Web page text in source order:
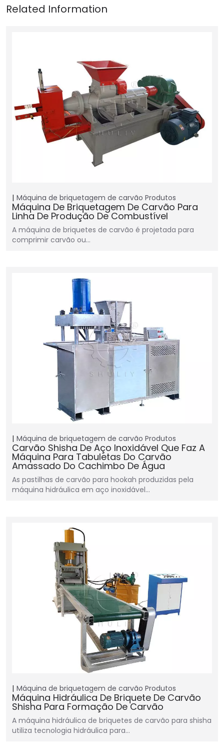
Máquina de briquetagem de carvão Produtos
Máquina De Briquetagem De Carvão Para
Linha De Produção De Combustível
A máquina de briquetes de carvão é projetada para
comprimir carvão ou…
Máquina de briquetagem de carvão Produtos
Carvão Shisha De Aço Inoxidável Que Faz A
Máquina Para Tabuletas Do Carvão
Amassado Do Cachimbo De Água
As pastilhas de carvão para hookah produzidas pela
máquina hidráulica em aço inoxidável…
Máquina de briquetagem de carvão Produtos
Máquina Hidráulica De Briquete De Carvão
Shisha Para Formação De Carvão
A máquina hidráulica de briquetes de carvão para shisha
utiliza tecnologia hidráulica para…